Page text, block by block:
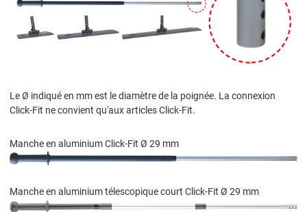
Le Ø indiqué en mm est le diamètre de la poignée. La connexion
Click-Fit ne convient qu'aux articles Click-Fit.
Manche en aluminium Click-Fit Ø 29 mm
Manche en aluminium télescopique court Click-Fit Ø 29 mm